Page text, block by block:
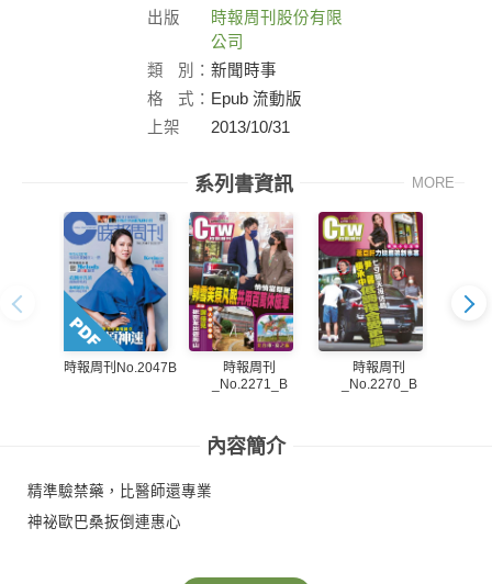
出版
時報周刊股份有限
公司
類
別： 新聞時事
格
式： Epub 流動版
上架
2013/10/31
系列書資訊 MORE
時報周刊No.2047B
時報周刊
_No.2271_B
時報周刊
_No.2270_B
內容簡介
精準驗禁藥，比醫師還專業
神祕歐巴桑扳倒連惠心